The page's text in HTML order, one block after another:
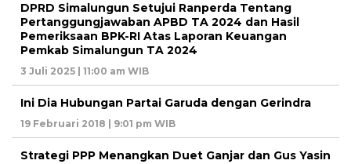
DPRD Simalungun Setujui Ranperda Tentang
Pertanggungjawaban APBD TA 2024 dan Hasil
Pemeriksaan BPK-RI Atas Laporan Keuangan
Pemkab Simalungun TA 2024
3 Juli 2025 | 11:00 am WIB
Ini Dia Hubungan Partai Garuda dengan Gerindra
19 Februari 2018 | 9:01 pm WIB
Strategi PPP Menangkan Duet Ganjar dan Gus Yasin